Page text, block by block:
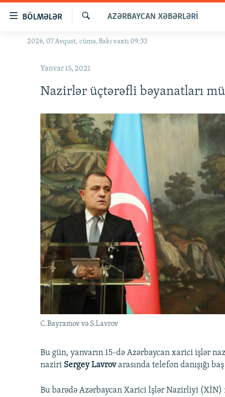
naviqasiyaya
BÖLMƏLƏR
GÜNDƏM
#ƏSLINDƏ
FƏRQƏ BAX
QANUNI DOĞRU
ARAŞDIRMA
MULTIMEDIA
FOTOQALEREYA
İNFOQRAFIKA
KARIKATURA
RADIO ARXIV
AZƏRBAYCAN ƏDƏBIYYATI KITABXANASI
İSLAM VƏ DEMOKRATIYA
İZ - MƏDƏNIYYƏT PROQRAMI
HAQQIMIZDA
MISSIYAMIZ
PEŞƏ ETIKASI VƏ JURNALISTIKA
STANDARTLARIMIZ
MATERIALLARIMIZDAN ISTIFADƏ
AZADLIQRADIOSU MOBIL TELEFONUNUZDA
BIZIMLƏ ƏLAQƏ
Axtar
AZƏRBAYCAN XƏBƏRLƏRI
2026, 07 Avqust, cümə, Bakı vaxtı 09:33
Yanvar 15, 2021
Nazirlər üçtərəfli bəyanatları
C.Bayramov və S.Lavrov
Bu gün, yanvarın 15-də Azərbaycan xarici işlər
naziri Sergey Lavrovarasında telefon danışığı
Bu barədə Azərbaycan Xarici İşlər Nazirliyi (XİN)